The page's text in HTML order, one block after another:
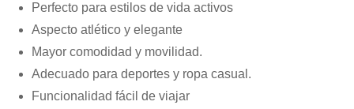
Perfecto para estilos de vida activos
Aspecto atlético y elegante
Mayor comodidad y movilidad.
Adecuado para deportes y ropa casual.
Funcionalidad fácil de viajar